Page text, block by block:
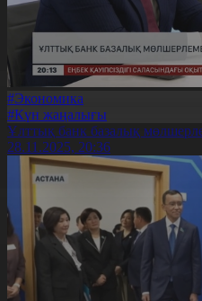
#Экономика
#Күн жаңалығы
Ұлттық банк базалық
28.11.2025, 20:36